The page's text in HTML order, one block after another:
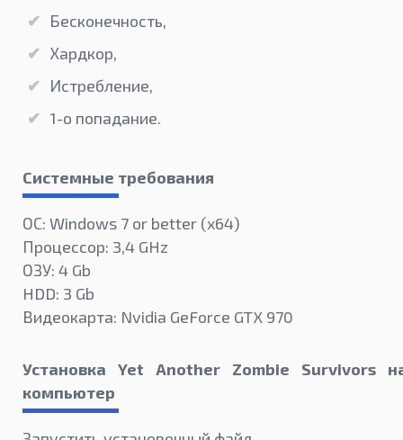
Бесконечность,
Хардкор,
Истребление,
1-о попадание.
Системные требования
ОС: Windows 7 or better (х64)
Процессор: 3,4 GHz
ОЗУ: 4 Gb
HDD: 3 Gb
Видеокарта: Nvidia GeForce GTX 970
Установка Yet Another Zombie Survivors
компьютер